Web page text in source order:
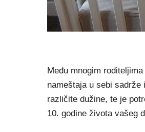
Među mnogim
nameštaja u sebi sadrže
različite dužine, te je
10. godine života vašeg